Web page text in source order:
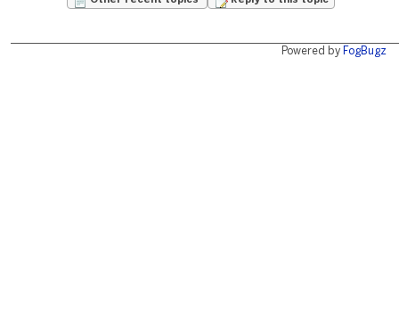
Powered by FogBugz